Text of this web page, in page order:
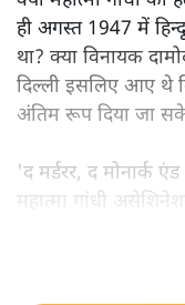
ही अगस्त 1947 में
था? क्या विनायक
दिल्ली इसलिए आए थे
अंतिम रूप दिया जा
'द मर्डरर, द मोनार्क
महात्मा गांधी